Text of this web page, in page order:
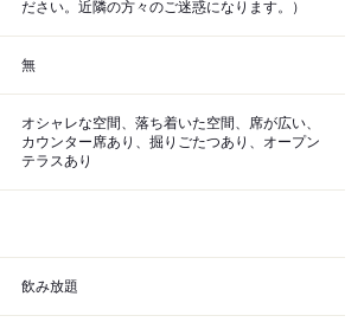
ださい。近隣の方々のご迷惑になります。）
無
オシャレな空間、落ち着いた空間、席が広い、
カウンター席あり、掘りごたつあり、オープン
テラスあり
飲み放題